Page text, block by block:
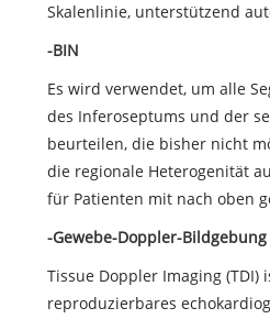
Skalenlinie, unterstützend
-BIN
Es wird verwendet, um alle
des Inferoseptums und der
beurteilen, die bisher nicht
die regionale Heterogenität
für Patienten mit nach oben
-Gewebe-Doppler-Bildgebung
Tissue Doppler Imaging (TDI)
reproduzierbares